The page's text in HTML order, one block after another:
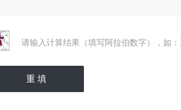
请输入计算结果（填写阿拉伯数字），如